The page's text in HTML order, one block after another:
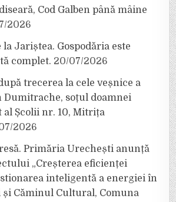
Cod Galben până mâine
2026
la Jariștea. Gospodăria este
complet. 20/07/2026
trecerea la cele veșnice a
soțul doamnei
Școlii nr. 10, Mitrița
2026
Primăria Urechești anunță
„Creșterea eficienței
inteligentă a energiei în
Căminul Cultural, Comuna